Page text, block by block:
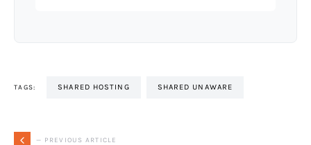
TAGS: SHARED HOSTING SHARED UNAWARE
— PREVIOUS ARTICLE